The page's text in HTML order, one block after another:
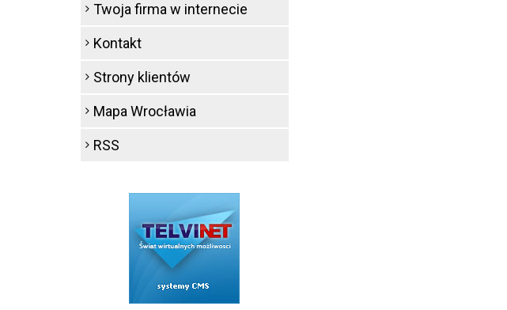
Twoja firma w internecie
Kontakt
Strony klientów
Mapa Wrocławia
RSS